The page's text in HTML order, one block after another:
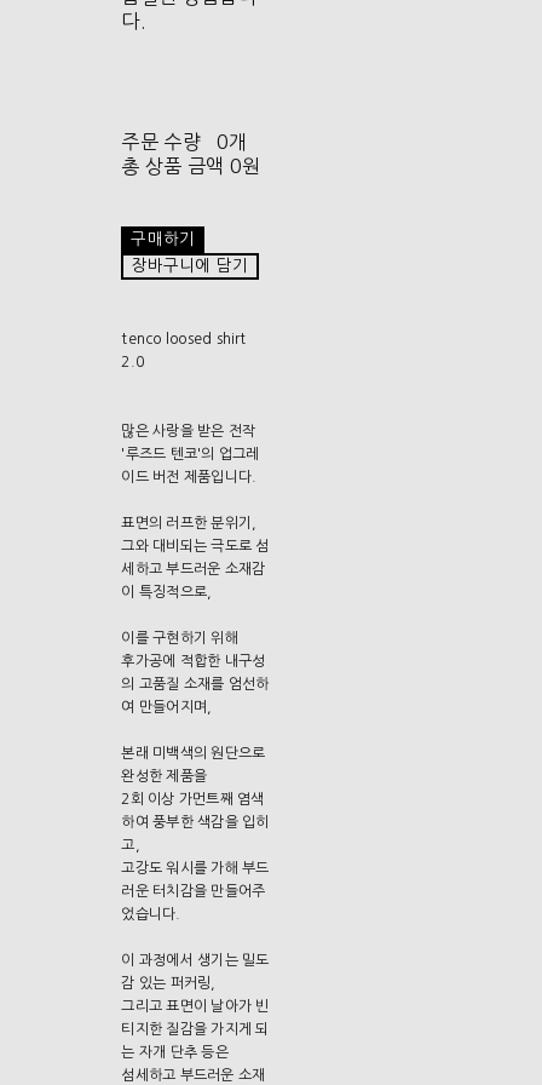
다.
주문 수량
0개
총 상품 금액 0원
구매하기
장바구니에 담기
tenco loosed shirt
2.0
많은 사랑을 받은 전작
'루즈드 텐코'의 업그레
이드 버전 제품입니다.
표면의 러프한 분위기,
그와 대비되는 극도로 섬
세하고 부드러운 소재감
이 특징적으로,
이를 구현하기 위해
후가공에 적합한 내구성
의 고품질 소재를 엄선하
여 만들어지며,
본래 미백색의 원단으로
완성한 제품을
2회 이상 가먼트째 염색
하여 풍부한 색감을 입히
고,
고강도 워시를 가해 부드
러운 터치감을 만들어주
었습니다.
이 과정에서 생기는 밀도
감 있는 퍼커링,
그리고 표면이 날아가 빈
티지한 질감을 가지게 되
는 자개 단추 등은
섬세하고 부드러운 소재